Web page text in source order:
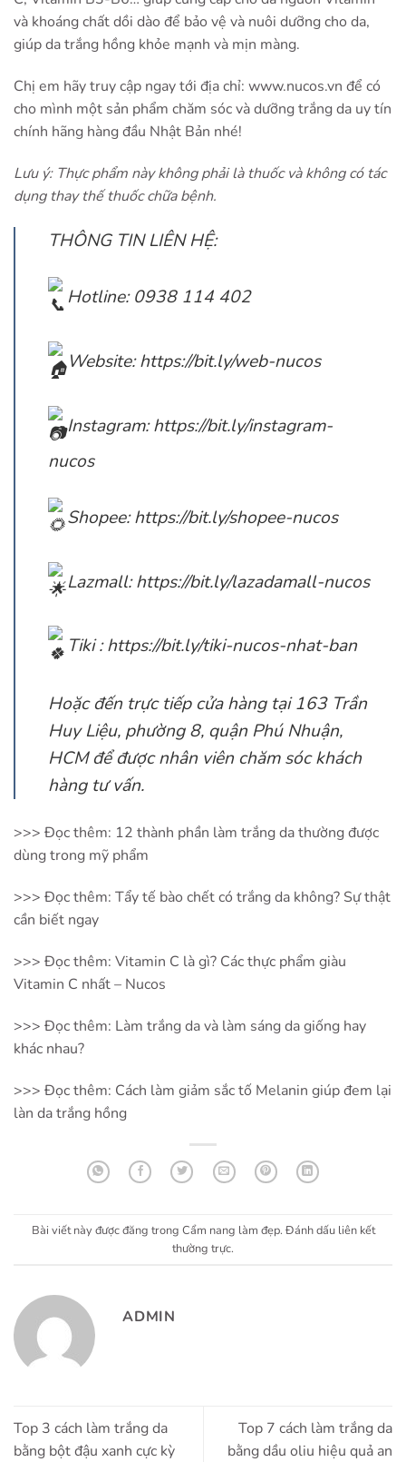
và khoáng chất dồi dào để bảo vệ và nuôi dưỡng cho da,
giúp da trắng hồng khỏe mạnh và mịn màng.
Chị em hãy truy cập ngay tới địa chỉ: www.nucos.vn để có
cho mình một sản phẩm chăm sóc và dưỡng trắng da uy tín
chính hãng hàng đầu Nhật Bản nhé!
Lưu ý: Thực phẩm này không phải là thuốc và không có tác
dụng thay thế thuốc chữa bệnh.
THÔNG TIN LIÊN HỆ:
Hotline: 0938 114 402
Website:https://bit.ly/web-nucos
Instagram:https://bit.ly/instagram-
nucos
Shopee:https://bit.ly/shopee-nucos
Lazmall:https://bit.ly/lazadamall-nucos
Tiki :https://bit.ly/tiki-nucos-nhat-ban
Hoặc đến trực tiếp cửa hàng tại 163 Trần
Huy Liệu, phường 8, quận Phú Nhuận,
HCM để được nhân viên chăm sóc khách
hàng tư vấn.
>>> Đọc thêm: 12 thành phần làm trắng da thường được
dùng trong mỹ phẩm
>>> Đọc thêm: Tẩy tế bào chết có trắng da không? Sự thật
cần biết ngay
>>> Đọc thêm: Vitamin C là gì? Các thực phẩm giàu
Vitamin C nhất – Nucos
>>> Đọc thêm: Làm trắng da và làm sáng da giống hay
khác nhau?
>>> Đọc thêm: Cách làm giảm sắc tố Melanin giúp đem lại
làn da trắng hồng
Bài viết này được đăng trong Cẩm nang làm đẹp. Đánh dấu liên kết
thường trực.
ADMIN
Top 3 cách làm trắng da
bằng bột đậu xanh cực kỳ
Top 7 cách làm trắng da
bằng dầu oliu hiệu quả an